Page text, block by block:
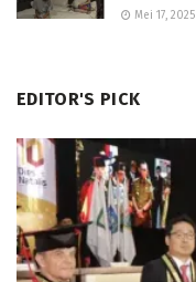
Mei 17, 2025
EDITOR'S PICK